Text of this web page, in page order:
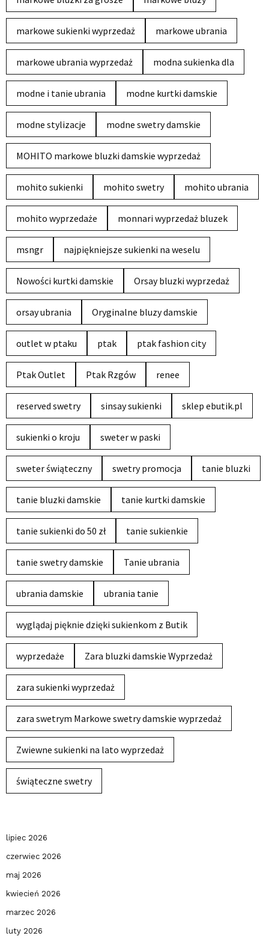
markowe sukienki wyprzedaż markowe ubrania
markowe ubrania wyprzedaż modna sukienka dla
modne i tanie ubrania modne kurtki damskie
modne stylizacje modne swetry damskie
MOHITO markowe bluzki damskie wyprzedaż
mohito sukienki mohito swetry mohito ubrania
mohito wyprzedaże monnari wyprzedaż bluzek
msngr najpiękniejsze sukienki na weselu
Nowości kurtki damskie Orsay bluzki wyprzedaż
orsay ubrania Oryginalne bluzy damskie
outlet w ptaku ptak ptak fashion city
Ptak Outlet Ptak Rzgów renee
reserved swetry sinsay sukienki sklep ebutik.pl
sukienki o kroju sweter w paski
sweter świąteczny swetry promocja tanie bluzki
tanie bluzki damskie tanie kurtki damskie
tanie sukienki do 50 zł tanie sukienkie
tanie swetry damskie Tanie ubrania
ubrania damskie ubrania tanie
wyglądaj pięknie dzięki sukienkom z Butik
wyprzedaże Zara bluzki damskie Wyprzedaż
zara sukienki wyprzedaż
zara swetrym Markowe swetry damskie wyprzedaż
Zwiewne sukienki na lato wyprzedaż
świąteczne swetry
lipiec 2026
czerwiec 2026
maj 2026
kwiecień 2026
marzec 2026
luty 2026